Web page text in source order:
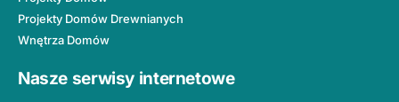
Projekty Domów Drewnianych
Wnętrza Domów
Nasze serwisy internetowe